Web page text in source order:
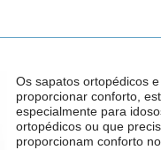
Os sapatos ortopédicos
proporcionar conforto,
especialmente para
ortopédicos ou que
proporcionam conforto